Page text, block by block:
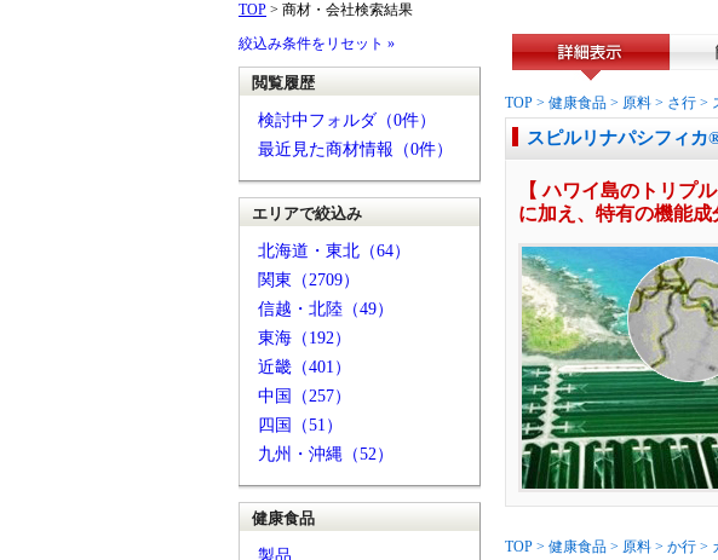
TOP > 商材・会社検索結果
絞込み条件をリセット »
閲覧履歴
検討中フォルダ（0件）
最近見た商材情報（0件）
エリアで絞込み
北海道・東北（64）
関東（2709）
信越・北陸（49）
東海（192）
近畿（401）
中国（257）
四国（51）
九州・沖縄（52）
健康食品
製品
TOP > 健康食品 > 原料 > さ行 >
スピルリナパシフィカ
【 ハワイ島のトリプ
に加え、特有の機能
TOP > 健康食品 > 原料 > か行 >